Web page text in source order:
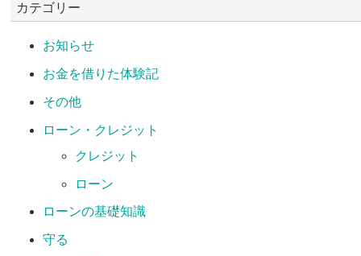
カテゴリー
お知らせ
お金を借りた体験記
その他
ローン・クレジット
クレジット
ローン
ローンの基礎知識
守る